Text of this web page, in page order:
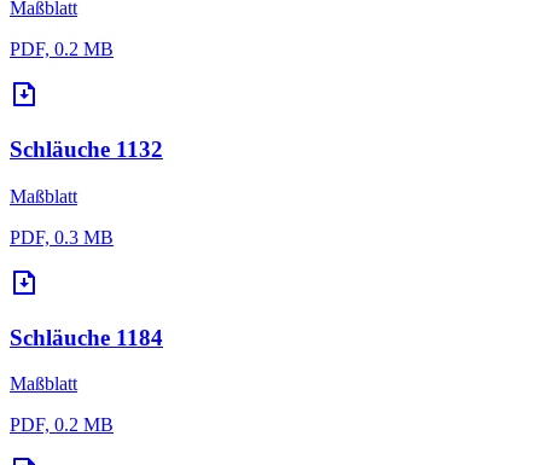
Maßblatt
PDF, 0.2 MB
Schläuche 1132
Maßblatt
PDF, 0.3 MB
Schläuche 1184
Maßblatt
PDF, 0.2 MB